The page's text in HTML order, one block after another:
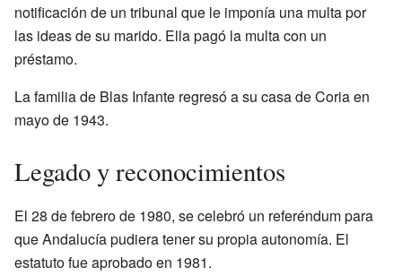
notificación de un tribunal que le imponía una multa por
las ideas de su marido. Ella pagó la multa con un
préstamo.
La familia de Blas Infante regresó a su casa de Coria en
mayo de 1943.
Legado y reconocimientos
El 28 de febrero de 1980, se celebró un referéndum para
que Andalucía pudiera tener su propia autonomía. El
estatuto fue aprobado en 1981.